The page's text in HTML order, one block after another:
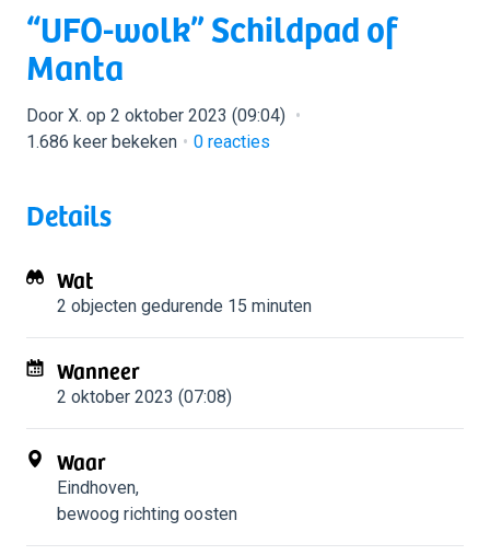
“UFO-wolk” Schildpad of
Manta
Door X. op 2 oktober 2023 (09:04)
1.686 keer bekeken
0 reacties
Details
Wat
2 objecten gedurende 15 minuten
Wanneer
2 oktober 2023 (07:08)
Waar
Eindhoven,
bewoog richting oosten